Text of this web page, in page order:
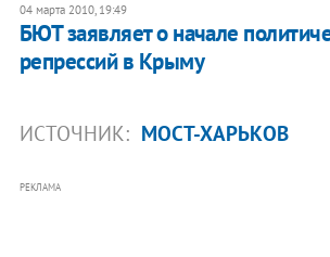
04 марта 2010, 19:49
БЮТ заявляет о начале
репрессий в Крыму
ИСТОЧНИК: МОСТ-ХАРЬКОВ
РЕКЛАМА